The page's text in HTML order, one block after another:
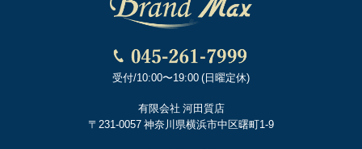
受付/10:00〜19:00 (日曜定休)
有限会社 河田質店
〒231-0057 神奈川県横浜市中区曙町1-9